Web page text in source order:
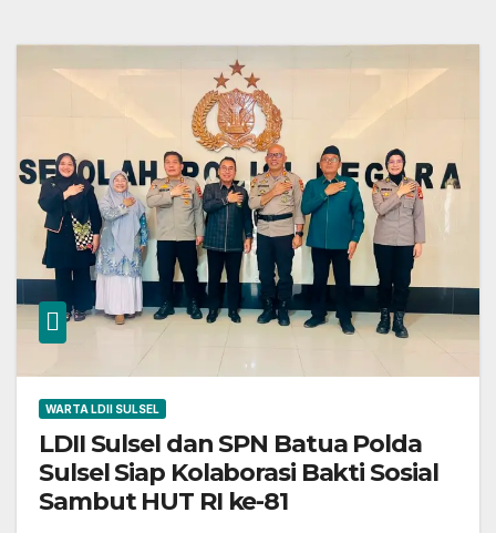
WARTA LDII SULSEL
LDII Sulsel dan SPN Batua Polda
Sulsel Siap Kolaborasi Bakti Sosial
Sambut HUT RI ke-81